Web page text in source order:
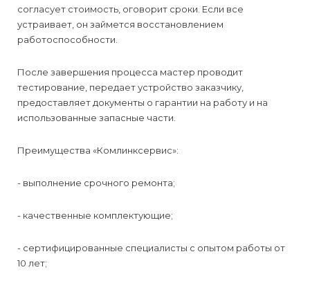
согласует стоимость, оговорит сроки. Если все
устраивает, он займется восстановлением
работоспособности.
После завершения процесса мастер проводит
тестирование, передает устройство заказчику,
предоставляет документы о гарантии на работу и на
использованные запасные части.
Преимущества «Комлинксервис»:
- выполнение срочного ремонта;
- качественные комплектующие;
- сертифицированные специалисты с опытом работы от
10 лет;